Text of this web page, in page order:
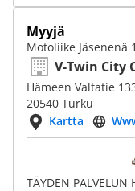
Myyjä
Motoliike Jäsenenä
V-Twin City
Hämeen Valtatie
20540 Turku
Kartta
TÄYDEN PALVELUN